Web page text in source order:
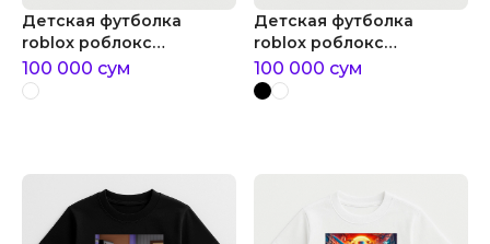
Детская футболка
roblox роблокс
музыкальный скейтборд
100 000 сум
Детская футболка
roblox роблокс
персонаж с молниями
100 000 сум